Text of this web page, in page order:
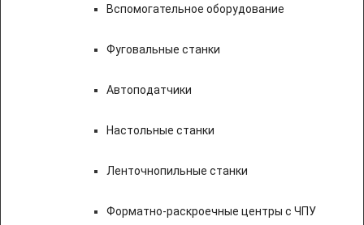
Вспомогательное оборудование
Фуговальные станки
Автоподатчики
Настольные станки
Ленточнопильные станки
Форматно-раскроечные центры с ЧПУ